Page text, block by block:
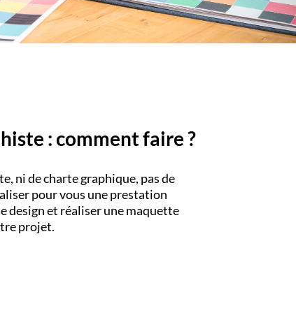
: comment faire ?
ni de charte graphique, pas de
pour vous une prestation
design et réaliser une maquette
projet.